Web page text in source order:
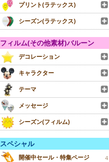
プリント(ラテックス)
シーズン(ラテックス)
フィルム(その他素材)バルーン
デコレーション
キャラクター
テーマ
メッセージ
シーズン(フィルム)
スペシャル
開催中セール・特集ページ 4